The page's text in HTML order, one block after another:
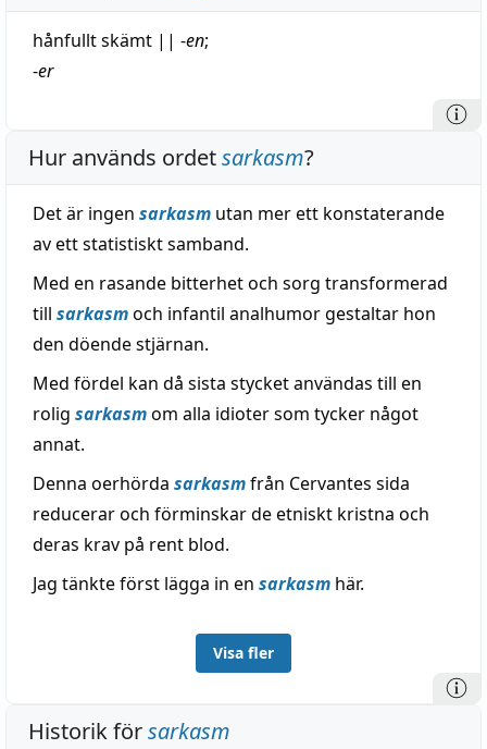
hånfulltskämt || -en;
-er
Hur används ordetsarkasm?
Det är ingen sarkasm utan mer ett konstaterande
av ett statistiskt samband.
Med en rasande bitterhet och sorg transformerad
till sarkasmoch infantil analhumor gestaltar hon
den döende stjärnan.
Med fördel kan då sista stycket användas till en
rolig sarkasmom alla idioter som tycker något
annat.
Denna oerhörda sarkasmfrån Cervantes sida
reducerar och förminskar de etniskt kristna och
deras krav på rent blod.
Jag tänkte först lägga in en sarkasm här.
Visa fler
Historik försarkasm